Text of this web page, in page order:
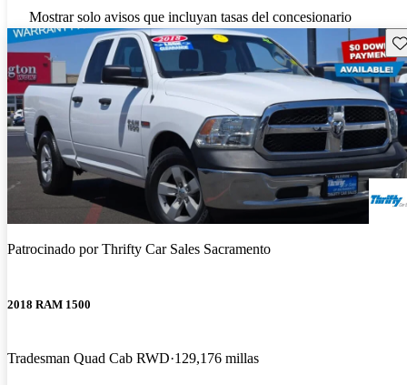
Mostrar solo avisos que incluyan tasas del concesionario
Patrocinado porThrifty Car Sales Sacramento
2018 RAM 1500
Tradesman Quad Cab RWD 129,176 millas